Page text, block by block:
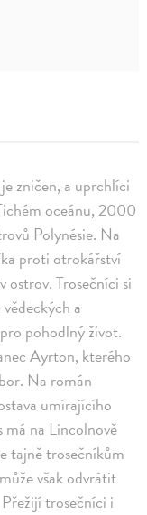
zničen, a uprchlíci
oceánu, 2000
Polynésie. Na
proti otrokářství
Trosečníci si
a
pohodlný život.
Ayrton, kterého
Na román
umírajícího
na Lincolnově
tajně trosečníkům
však odvrátit
trosečníci i